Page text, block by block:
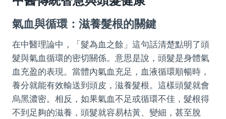
氣血與循環：滋養髮根的關鍵
在中醫理論中，「髮為血之餘」這句話清楚點明了頭
髮與氣血循環的密切關係。意思是說，頭髮是身體氣
血充盈的表現。當體內氣血充足，血液循環順暢時，
養分就能有效輸送到頭皮，滋養髮根。這樣頭髮就會
烏黑濃密。相反，如果氣血不足或循環不佳，髮根得
不到足夠的滋養，頭髮就容易枯黃、變細，甚至脫